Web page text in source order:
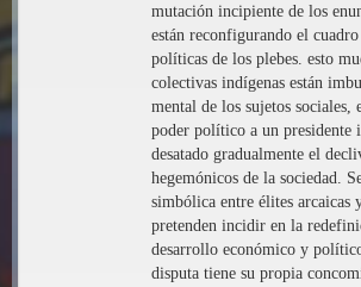
mutación incipiente de los
están reconfigurando el
políticas de los plebes. esto
colectivas indígenas están
mental de los sujetos sociales,
poder político a un presidente
desatado gradualmente el
hegemónicos de la sociedad.
simbólica entre élites arcaicas
pretenden incidir en la
desarrollo económico y
disputa tiene su propia